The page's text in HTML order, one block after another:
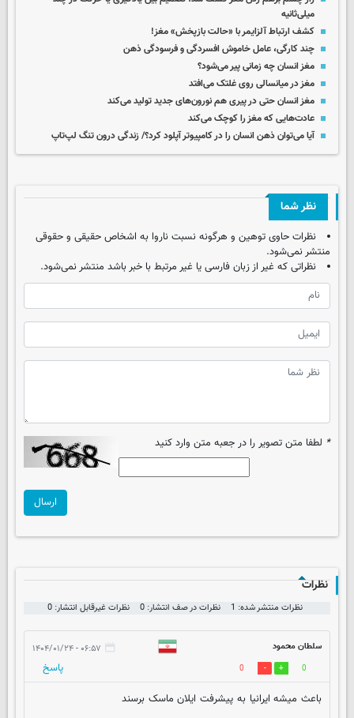
میلی‌ثانیه
کشف ارتباط آلزایمر با «حالت بازپخش» مغز!
چند کارگی، عامل خاموش افسردگی و فرسودگی ذهن
مغز انسان چه زمانی پیر می‌شود؟
مغز در میانسالی روی غلتک می‌افتد
مغز انسان حتی در پیری هم نورون‌های جدید تولید می‌کند
عادت‌هایی که مغز را کوچک می‌کند
آیا می‌توان ذهن انسان را در کامپیوتر آپلود کرد؟/ زندگی درون تنگ لپ‌تاپ
نظر شما
نظرات حاوی توهین و هرگونه نسبت ناروا به اشخاص حقیقی و حقوقی
منتشر نمی‌شود.
نظراتی که غیر از زبان فارسی یا غیر مرتبط با خبر باشد منتشر نمی‌شود.
* لطفا متن تصویر را در جعبه متن وارد کنید
ارسال
نظرات
نظرات منتشر شده: 1 نظرات در صف انتشار: 0 نظرات غیرقابل انتشار: 0
سلطان محمود ۰۶:۵۷ - ۱۴۰۴/۰۱/۲۴
0
0
پاسخ
باعث میشه ایرانیا به پیشرفت ایلان ماسک برسند